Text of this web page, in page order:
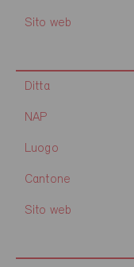
Sito web
Ditta
NAP
Luogo
Cantone
Sito web